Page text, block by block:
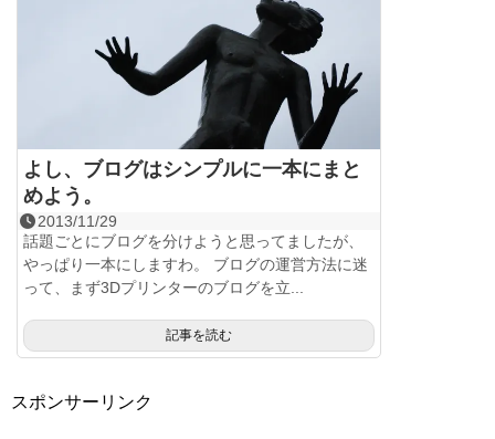
よし、ブログはシンプルに一本にまと
めよう。
2013/11/29
話題ごとにブログを分けようと思ってましたが、
やっぱり一本にしますわ。 ブログの運営方法に迷
って、まず3Dプリンターのブログを立...
記事を読む
スポンサーリンク